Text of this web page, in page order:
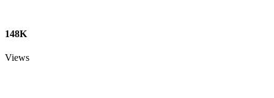
148K
Views